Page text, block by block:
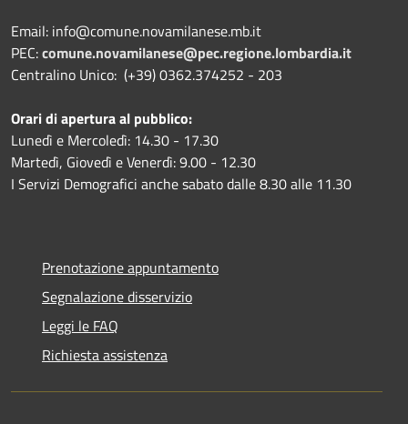
Email: info@comune.novamilanese.mb.it
PEC:comune.novamilanese@pec.regione.lombardia.it
Centralino Unico: (+39) 0362.374252 - 203
Orari di apertura al pubblico:
Lunedì e Mercoledì: 14.30 - 17.30
Martedì, Giovedì e Venerdì: 9.00 - 12.30
I Servizi Demografici anche sabato dalle 8.30 alle 11.30
Prenotazione appuntamento
Segnalazione disservizio
Leggi le FAQ
Richiesta assistenza